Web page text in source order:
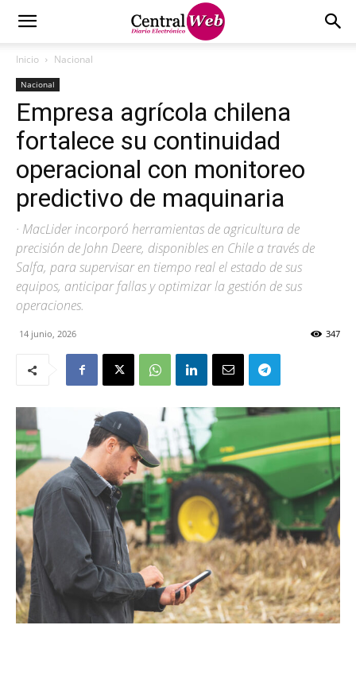
Inicio Nacional
Nacional
Empresa agrícola chilena
fortalece su continuidad
operacional con monitoreo
predictivo de maquinaria
· MacLider incorporó herramientas de agricultura de
precisión de John Deere, disponibles en Chile a través de
Salfa, para supervisar en tiempo real el estado de sus
equipos, anticipar fallas y optimizar la gestión de sus
operaciones.
14 junio, 2026 347